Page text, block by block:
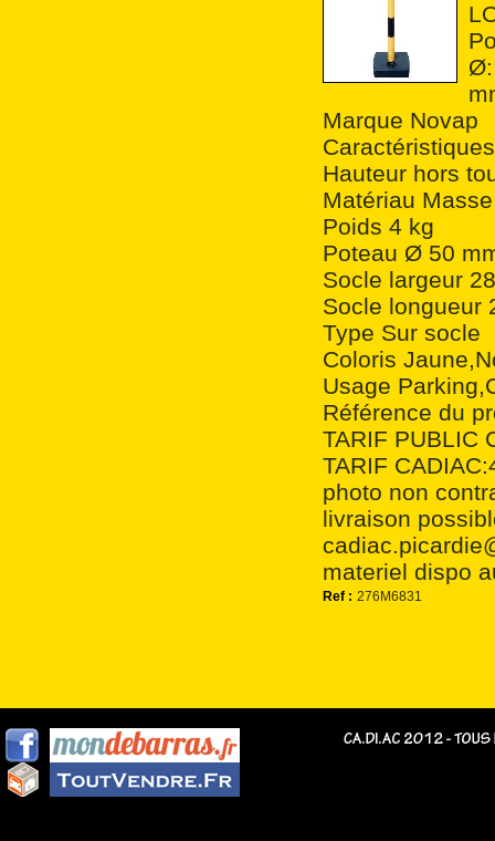
Ø:
Marque Novap
Hauteur hors
Matériau
Poids 4 kg
Poteau Ø 50
Socle largeur
Socle longueur
Type Sur socle
Coloris
Usage
Référence du
TARIF PUBLIC
TARIF
photo non
livraison
materiel dispo
Ref : 276M6831